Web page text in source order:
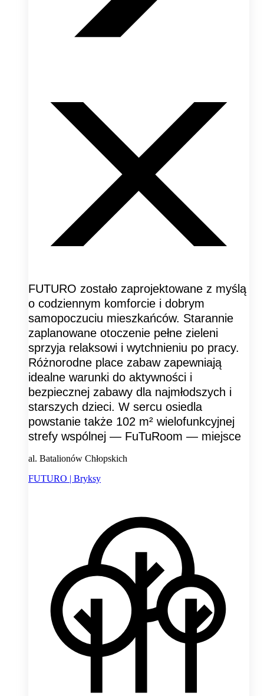
FUTURO zostało zaprojektowane z myślą
o codziennym komforcie i dobrym
samopoczuciu mieszkańców. Starannie
zaplanowane otoczenie pełne zieleni
sprzyja relaksowi i wytchnieniu po pracy.
Różnorodne place zabaw zapewniają
idealne warunki do aktywności i
bezpiecznej zabawy dla najmłodszych i
starszych dzieci. W sercu osiedla
powstanie także 102 m² wielofunkcyjnej
strefy wspólnej — FuTuRoom — miejsce
al. Batalionów Chłopskich
FUTURO | Bryksy